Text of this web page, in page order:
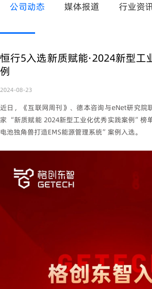
公司动态 媒体报道 行业资
恒行5入选新质赋能·2024新型工
例
2024-08-23
近日，《互联网周刊》、德本咨询与eNet研究院
家 “新质赋能 2024新型工业化优秀实践案例”榜
电池独角兽打造EMS能源管理系统”案例入选。